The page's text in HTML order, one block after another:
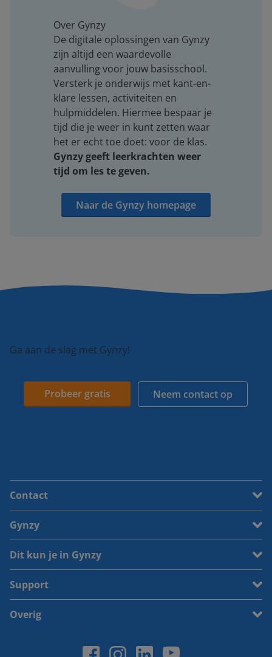
Over Gynzy
De digitale oplossingen van Gynzy
zijn altijd een waardevolle
aanvulling voor jouw basisschool.
Versterk je onderwijs met kant-en-
klare lessen, activiteiten en
hulpmiddelen. Hiermee bespaar je
tijd die je weer in kunt zetten waar
het er echt toe doet: voor de klas.
Gynzy geeft leerkrachten weer
tijd om les te geven.
Naar de Gynzy homepage
Ga aan de slag met Gynzy!
Probeer gratis Neem contact op
Contact
Gynzy
Dit kun je in Gynzy
Support
Overig